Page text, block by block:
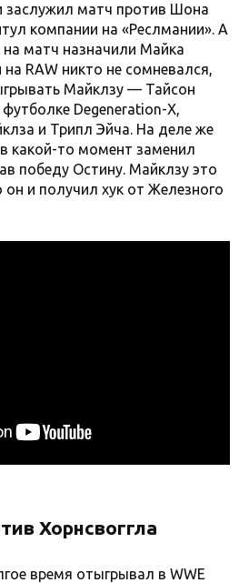
заслужил матч против Шона
компании на «Реслмании». А
на матч назначили Майка
RAW никто не сомневался,
Майклзу — Тайсон
Degeneration-X,
и Трипл Эйча. На деле же
какой-то момент заменил
победу Остину. Майклзу это
он и получил хук от Железного
Хорнсвоггла
время отыгрывал в WWE